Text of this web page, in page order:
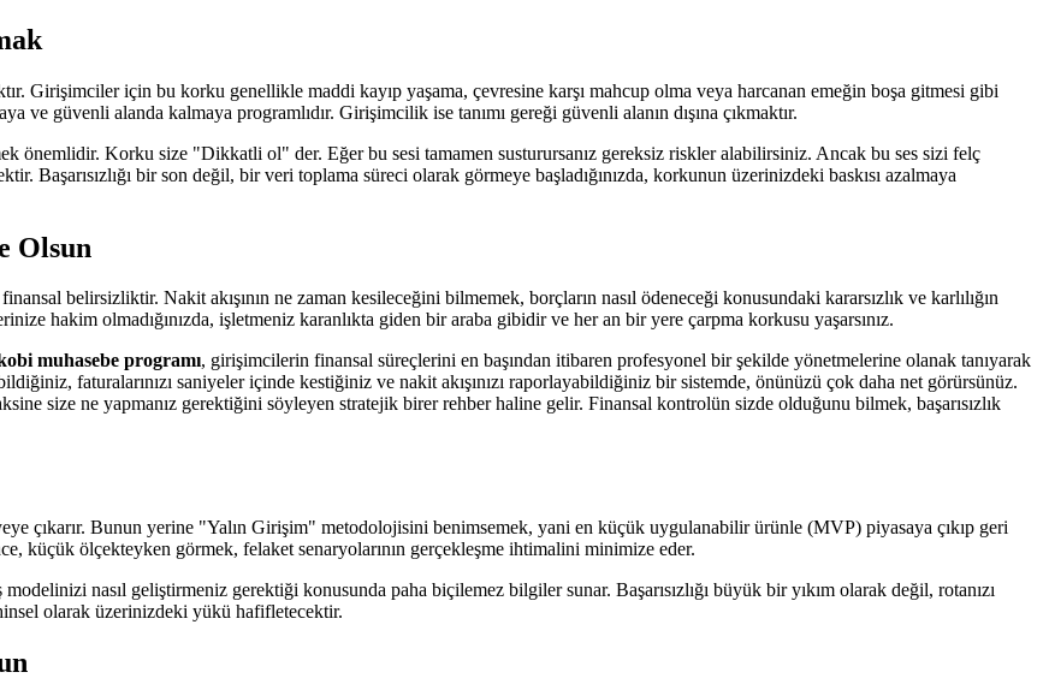
Girişimciler için bu korku genellikle maddi kayıp yaşama, çevresine karşı mahcup olma veya harcanan emeğin boşa gitmesi gibi
ve güvenli alanda kalmaya programlıdır. Girişimcilik ise tanımı gereği güvenli alanın dışına çıkmaktır.
önemlidir. Korku size "Dikkatli ol" der. Eğer bu sesi tamamen susturursanız gereksiz riskler alabilirsiniz. Ancak bu ses sizi felç
Başarısızlığı bir son değil, bir veri toplama süreci olarak görmeye başladığınızda, korkunun üzerinizdeki baskısı azalmaya
Olsun
belirsizliktir. Nakit akışının ne zaman kesileceğini bilmemek, borçların nasıl ödeneceği konusundaki kararsızlık ve karlılığın
hakim olmadığınızda, işletmeniz karanlıkta giden bir araba gibidir ve her an bir yere çarpma korkusu yaşarsınız.
muhasebe programı, girişimcilerin finansal süreçlerini en başından itibaren profesyonel bir şekilde yönetmelerine olanak tanıyarak
faturalarınızı saniyeler içinde kestiğiniz ve nakit akışınızı raporlayabildiğiniz bir sistemde, önünüzü çok daha net görürsünüz.
size ne yapmanız gerektiğini söyleyen stratejik birer rehber haline gelir. Finansal kontrolün sizde olduğunu bilmek, başarısızlık
çıkarır. Bunun yerine "Yalın Girişim" metodolojisini benimsemek, yani en küçük uygulanabilir ürünle (MVP) piyasaya çıkıp geri
küçük ölçekteyken görmek, felaket senaryolarının gerçekleşme ihtimalini minimize eder.
nasıl geliştirmeniz gerektiği konusunda paha biçilemez bilgiler sunar. Başarısızlığı büyük bir yıkım olarak değil, rotanızı
olarak üzerinizdeki yükü hafifletecektir.